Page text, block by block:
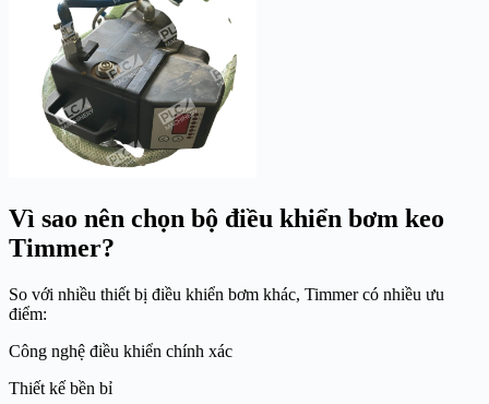
Vì sao nên chọn bộ điều khiển bơm keo
Timmer?
So với nhiều thiết bị điều khiển bơm khác, Timmer có nhiều ưu
điểm:
Công nghệ điều khiển chính xác
Thiết kế bền bỉ